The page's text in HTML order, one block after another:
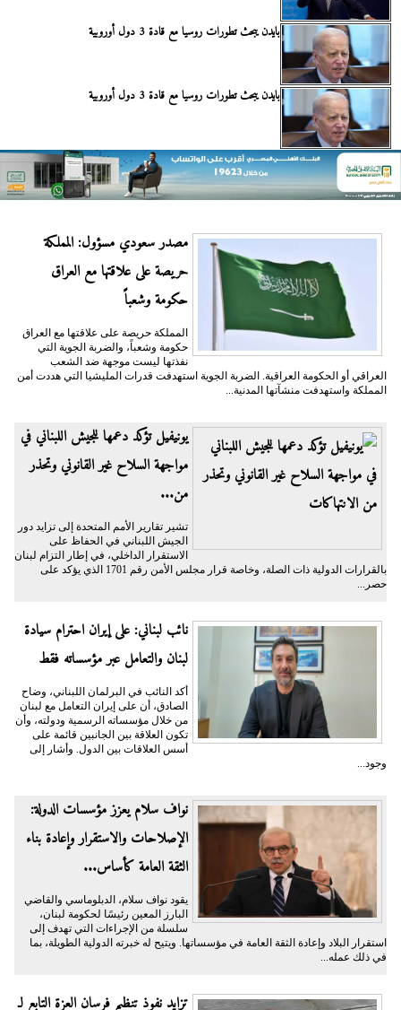
بايدن يبحث تطورات روسيا مع قادة 3 دول أوروبية
بايدن يبحث تطورات روسيا مع قادة 3 دول أوروبية
مصدر سعودي مسؤول: المملكة
حريصة على علاقتها مع العراق
حكومة وشعباً
المملكة حريصة على علاقتها مع العراق
حكومة وشعباً، والضربة الجوية التي
نفذتها ليست موجهة ضد الشعب
العراقي أو الحكومة العراقية. الضربة الجوية استهدفت قدرات المليشيا التي هددت أمن
المملكة واستهدفت منشآتها المدنية...
يونيفيل تؤكد دعمها للجيش اللبناني في
مواجهة السلاح غير القانوني وتحذر
من...
تشير تقارير الأمم المتحدة إلى تزايد دور
الجيش اللبناني في الحفاظ على
الاستقرار الداخلي، في إطار التزام لبنان
بالقرارات الدولية ذات الصلة، وخاصة قرار مجلس الأمن رقم 1701 الذي يؤكد على
حصر...
نائب لبناني: على إيران احترام سيادة
لبنان والتعامل عبر مؤسساته فقط
أكد النائب في البرلمان اللبناني، وضاح
الصادق، أن على إيران التعامل مع لبنان
من خلال مؤسساته الرسمية ودولته، وأن
تكون العلاقة بين الجانبين قائمة على
أسس العلاقات بين الدول. وأشار إلى
وجود...
نواف سلام يعزز مؤسسات الدولة:
الإصلاحات والاستقرار وإعادة بناء
الثقة العامة كأساس...
يقود نواف سلام، الدبلوماسي والقاضي
البارز المعين رئيسًا لحكومة لبنان،
سلسلة من الإجراءات التي تهدف إلى
استقرار البلاد وإعادة الثقة العامة في مؤسساتها. ويتيح له خبرته الدولية الطويلة، بما
في ذلك عمله...
تزايد نفوذ تنظيم فرسان العزة التابع لـ